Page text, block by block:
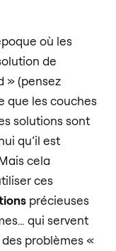
où les
de
» (pensez
que les couches
solutions sont
qu’il est
cela
ces
précieuses
qui servent
problèmes «